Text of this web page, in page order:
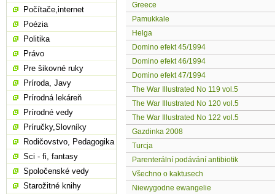
Greece
Pamukkale
Helga
Domino efekt 45/1994
Domino efekt 46/1994
Domino efekt 47/1994
The War Illustrated No 119 vol.5
The War Illustrated No 120 vol.5
The War Illustrated No 122 vol.5
Gazdinka 2008
Turcja
Parenterální podávání antibiotik
Všechno o kaktusech
Niewygodne ewangelie
Počítače,internet
Poézia
Politika
Právo
Pre šikovné ruky
Príroda, Javy
Prírodná lekáreň
Prírodné vedy
Príručky,Slovníky
Rodičovstvo, Pedagogika
Sci - fi, fantasy
Spoločenské vedy
Starožitné knihy